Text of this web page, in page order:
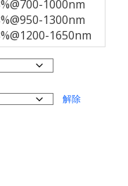
1000nm
1300nm
1650nm
解除